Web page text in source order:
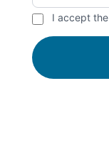
I accept the